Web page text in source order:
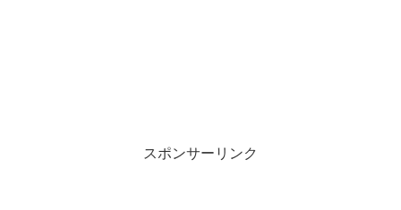
スポンサーリンク